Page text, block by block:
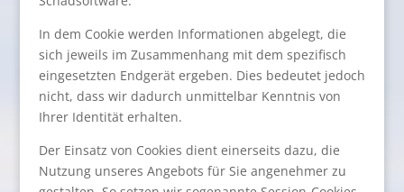
In dem Cookie werden Informationen abgelegt, die
sich jeweils im Zusammenhang mit dem spezifisch
eingesetzten Endgerät ergeben. Dies bedeutet jedoch
nicht, dass wir dadurch unmittelbar Kenntnis von
Ihrer Identität erhalten.
Der Einsatz von Cookies dient einerseits dazu, die
Nutzung unseres Angebots für Sie angenehmer zu